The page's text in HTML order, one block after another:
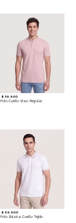
$ 59.900
Polo Cuello Mao Regular
$ 69.900
Polo Básica Cuello Tejido